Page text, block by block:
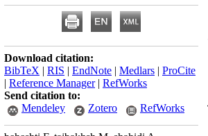
Download citation:
BibTeX | RIS | EndNote | Medlars | ProCite
| Reference Manager| RefWorks
Send citation to:
Mendeley
Zotero RefWorks